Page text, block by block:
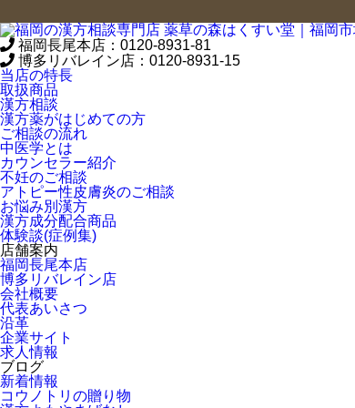
福岡長尾本店： 0120-8931-81
博多リバレイン店： 0120-8931-15
当店の特長
取扱商品
漢方相談
漢方薬がはじめての方
ご相談の流れ
中医学とは
カウンセラー紹介
不妊のご相談
アトピー性皮膚炎のご相談
お悩み別漢方
漢方成分配合商品
体験談(症例集)
店舗案内
福岡長尾本店
博多リバレイン店
会社概要
代表あいさつ
沿革
企業サイト
求人情報
ブログ
新着情報
コウノトリの贈り物